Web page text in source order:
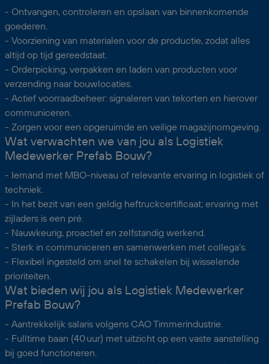
- Ontvangen, controleren en opslaan van binnenkomende
goederen.
- Voorziening van materialen voor de productie, zodat alles
altijd op tijd gereedstaat.
- Orderpicking, verpakken en laden van producten voor
verzending naar bouwlocaties.
- Actief voorraadbeheer: signaleren van tekorten en hierover
communiceren.
- Zorgen voor een opgeruimde en veilige magazijnomgeving.
Wat verwachten we van jou als Logistiek
Medewerker Prefab Bouw?
- Iemand met MBO-niveau of relevante ervaring in logistiek of
techniek.
- In het bezit van een geldig heftruckcertificaat; ervaring met
zijladers is een pré.
- Nauwkeurig, proactief en zelfstandig werkend.
- Sterk in communiceren en samenwerken met collega’s.
- Flexibel ingesteld om snel te schakelen bij wisselende
prioriteiten.
Wat bieden wij jou als Logistiek Medewerker
Prefab Bouw?
- Aantrekkelijk salaris volgens CAO Timmerindustrie.
- Fulltime baan (40 uur) met uitzicht op een vaste aanstelling
bij goed functioneren.